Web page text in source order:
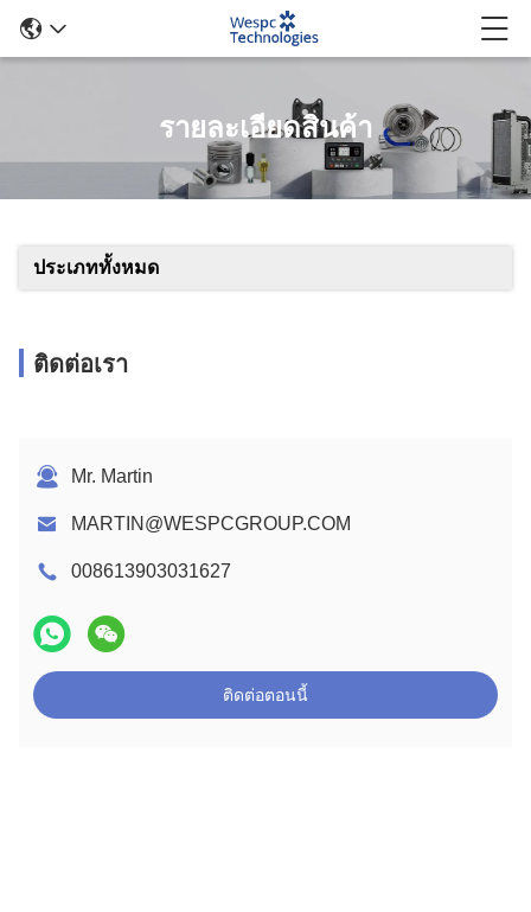
รายละเอียดสินค้า
ประเภททั้งหมด
ติดต่อเรา
Mr. Martin
MARTIN@WESPCGROUP.COM
008613903031627
ติดต่อตอนนี้